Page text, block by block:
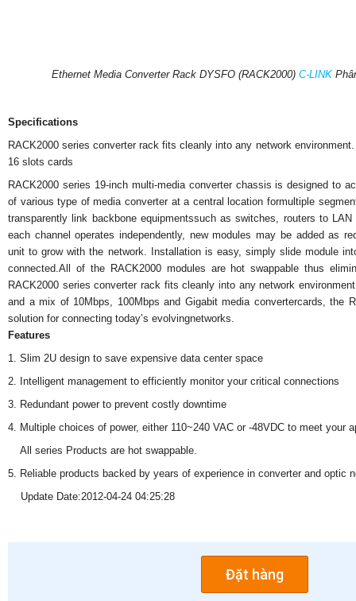
Ethernet Media Converter Rack DYSFO (RACK2000) C-LINK
Specifications
RACK2000 series converter rack fits cleanly into any network
16 slots cards
RACK2000 series 19-inch multi-media converter chassis is designed to
of various type of media converter at a central location formultiple
transparently link backbone equipmentssuch as switches, routers to
each channel operates independently, new modules may be added as
unit to grow with the network. Installation is easy, simply slide module
connected.All of the RACK2000 modules are hot swappable thus
RACK2000 series converter rack fits cleanly into any network
and a mix of 10Mbps, 100Mbps and Gigabit media convertercards, the
solution for connecting today’s evolvingnetworks.
Features
1. Slim 2U design to save expensive data center space
2. Intelligent management to efficiently monitor your critical connections
3. Redundant power to prevent costly downtime
4. Multiple choices of power, either 110~240 VAC or -48VDC to meet your
All series Products are hot swappable.
5. Reliable products backed by years of experience in converter and optic
Update Date:2012-04-24 04:25:28
Đặt hàng